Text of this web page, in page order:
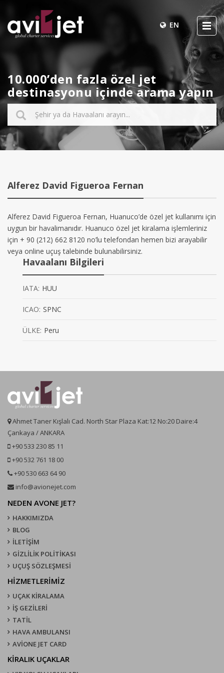
EN
10.000’den fazla özel jet
destinasyonu içinde arama yapın
Alferez David Figueroa Fernan
Alferez David Figueroa Fernan, Huanuco’de özel jet kullanımı için
uygun bir havalimanıdır. Huanuco özel jet kiralama işlemleriniz
için + 90 (212) 662 8120 no’lu telefondan hemen bizi arayabilir
veya online uçuş talebinde bulunabilirsiniz.
Havaalanı Bilgileri
IATA: HUU
ICAO: SPNC
ÜLKE: Peru
Ahmet Taner Kışlalı Cad. North Star Plaza Kat:12 No:20 Daire:4
Çankaya / ANKARA
+90 533 230 85 11
+90 532 761 18 00
+90 530 663 64 90
info@avionejet.com
NEDEN AVONE JET?
HAKKIMIZDA
BLOG
İLETİŞİM
GİZLİLİK POLİTİKASI
UÇUŞ SÖZLEŞMESI
HİZMETLERİMİZ
UÇAK KIRALAMA
İŞ GEZİLERİ
TATİL
HAVA AMBULANSI
AVİONE JET CARD
KIRALIK UÇAKLAR